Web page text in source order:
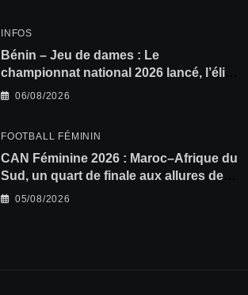
INFOS
Bénin – Jeu de dames : Le
championnat national 2026 lancé, l’élite
du damier à la conquête du sacre
06/08/2026
FOOTBALL FÉMININ
CAN Féminine 2026 : Maroc–Afrique du
Sud, un quart de finale aux allures de
finale
05/08/2026